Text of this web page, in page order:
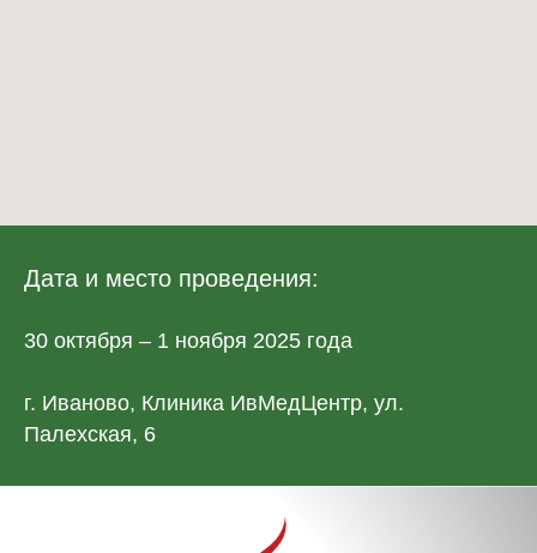
Дата и место проведения:
30 октября – 1 ноября 2025 года
г. Иваново, Клиника ИвМедЦентр, ул.
Палехская, 6